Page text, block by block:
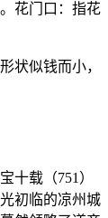
花门口：指花
状似钱而小，
十载（751）
初临的凉州城